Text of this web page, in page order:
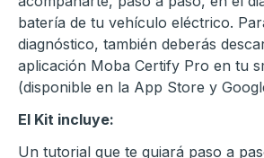
batería de tu vehículo eléctrico.
diagnóstico, también deberás
aplicación Moba Certify Pro en tu
(disponible en la App Store y
El Kit incluye:
Un tutorial que te guiará paso a